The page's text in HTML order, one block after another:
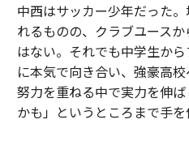
中西はサッカー少年だった
れるものの、クラブユース
はない。それでも中学生か
に本気で向き合い、強豪高
努力を重ねる中で実力を伸
かも」というところまで手を